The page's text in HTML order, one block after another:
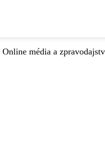
Online média a